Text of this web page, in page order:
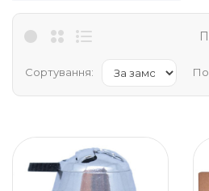
Сортування: